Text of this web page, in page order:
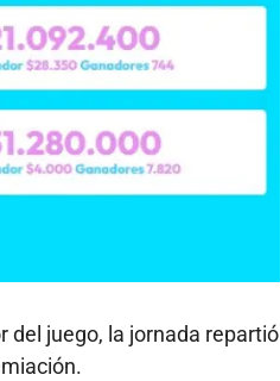
del juego, la jornada repartió